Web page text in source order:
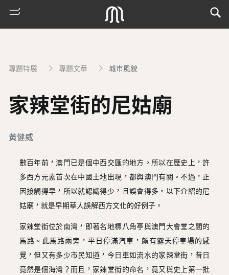
專題特展 專題文章 城市風貌
家辣堂街的尼姑廟
黃健威
數百年前，澳門已是個中西交匯的地方。所以在歷史上，許
多西方元素首次在中國土地出現，都與澳門有關。不過，正
因接觸得早，所以就認識得少，且誤會得多。以下介紹的尼
姑廟，就是早期華人誤解西方文化的好例子。
家辣堂街位於南灣，即著名地標八角亭與澳門大會堂之間的
馬路。此馬路兩旁，平日停滿汽車，頗有露天停車場的感
覺，但又有多少市民知道，今日車如流水的家辣堂街，昔日
竟然是個海灣？而且，家辣堂街的命名，竟又與史上第一批